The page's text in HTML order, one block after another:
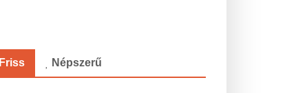
Friss Népszerű